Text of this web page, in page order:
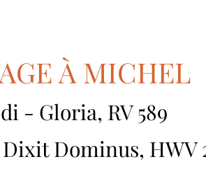
À MICHEL
- Gloria, RV 589
Dominus, HWV